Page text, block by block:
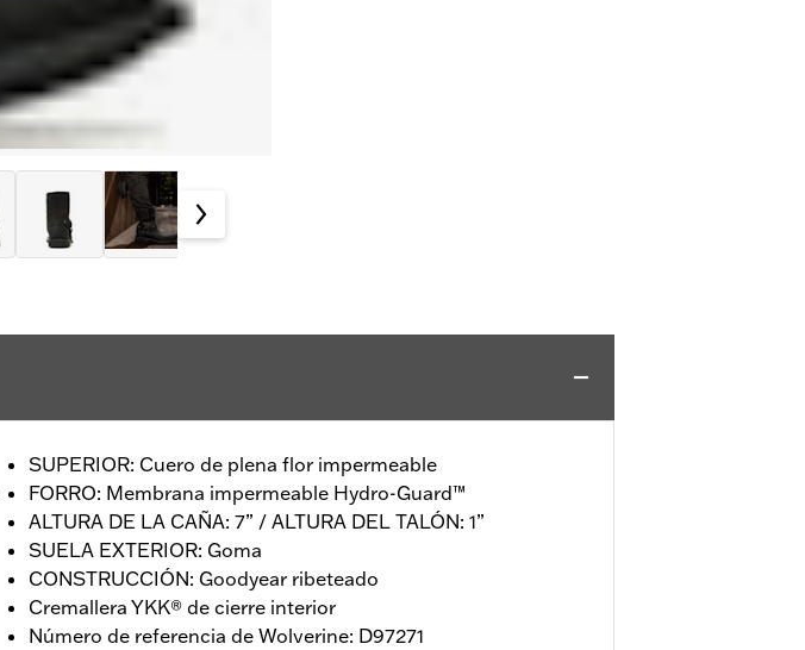
SUPERIOR: Cuero de plena flor impermeable
FORRO: Membrana impermeable Hydro-Guard™
ALTURA DE LA CAÑA: 7” / ALTURA DEL TALÓN: 1”
SUELA EXTERIOR: Goma
CONSTRUCCIÓN: Goodyear ribeteado
Cremallera YKK® de cierre interior
Número de referencia de Wolverine: D97271